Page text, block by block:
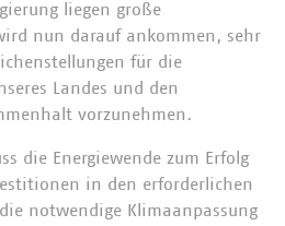
liegen große
nun darauf ankommen, sehr
für die
Landes und den
vorzunehmen.
die Energiewende zum Erfolg
in den erforderlichen
notwendige Klimaanpassung